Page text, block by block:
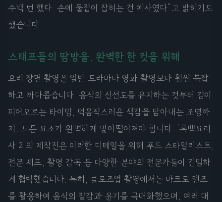
수백 번 했다. 손에 물집이 잡히는 건 예사였다"고 밝히기도
했습니다.
스태프들의 땀방울, 완벽한 한 컷을 위해
요리 장면 촬영은 일반 드라마나 영화 촬영보다 훨씬 복잡
하고 까다롭습니다. 음식의 신선도를 유지하는 것부터 김이
피어오르는 타이밍, 먹음직스러운 색감을 담아내는 조명까
지, 모든 요소가 완벽하게 맞아떨어져야 합니다. '흑백요리
사 2'의 제작진은 이러한 디테일을 위해 푸드 스타일리스트,
전문 셰프, 촬영 감독 등 다양한 분야의 전문가들이 긴밀하
게 협력했습니다. 특히, 클로즈업 촬영에서는 마크로 렌즈
를 활용하여 음식의 질감과 윤기를 극대화했으며, 여러 대